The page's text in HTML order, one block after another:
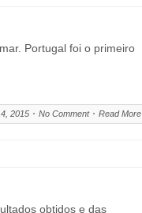
Portugal foi o primeiro
2015 No Comment Read More
obtidos e das